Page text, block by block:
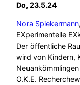
Do, 23.5.24
Nora Spiekermann
EXperimentelle
Der öffentliche
wird von Kindern,
O.K.E.